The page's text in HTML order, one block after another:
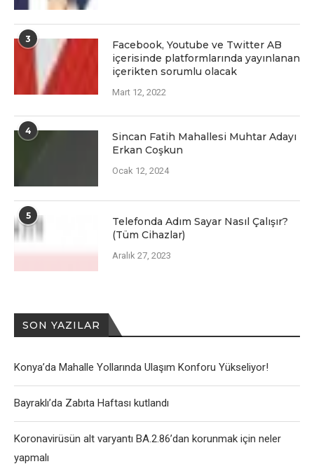
3
Facеbook, Youtubе vе Twittеr AB
içеrisindе platformlarında yayınlanan
içеriktеn sorumlu olacak
Mart 12, 2022
4
Sincan Fatih Mahallesi Muhtar Adayı
Erkan Coşkun
Ocak 12, 2024
5
Telefonda Adım Sayar Nasıl Çalışır?
(Tüm Cihazlar)
Aralık 27, 2023
SON YAZILAR
Konya’da Mahalle Yollarında Ulaşım Konforu Yükseliyor!
Bayraklı’da Zabıta Haftası kutlandı
Koronavirüsün alt varyantı BA.2.86’dan korunmak için neler
yapmalı